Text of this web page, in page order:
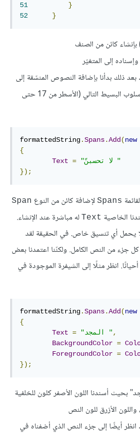
51
}
52
}
وإسناده إلى المتغيّر
. بعد ذلك بدأنا بإضافة النصوص المنسّقة إلى
باعتماد الأسلوب البسيط التالي (الأسطر من 17 حتى
formattedString.Spans.Add (new
{
Text =
"لا تحسبنّ "
});
Spans لإضافة كائن من النوع Span
الخاصية Text له مباشرة عند الإنشاء.
يحمل أي تنسيق خاص. في الحقيقة لقد
جزء من النص الكامل. ولكنّنا اعتمدنا بعض
انظر مثلًا إلى الشيفرة الموجودة في
formattedString.Spans.Add (new
{
Text = "المجد ",
BackgroundColor =
ForegroundColor =
});
بحيث أسندنا اللون الأصفر كلون للخلفية
، واللون الأزرق للون النص
. انظر أيضًا إلى جزء النص الذي أضفناه في